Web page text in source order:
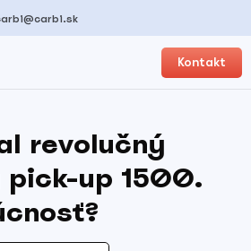
Kontakt
revolučný
up 1500.